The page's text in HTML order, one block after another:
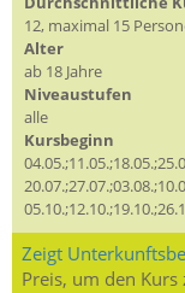
12, maximal 15
Alter
ab 18 Jahre
Niveaustufen
alle
Kursbeginn
Zeigt
Preis, um den Kurs